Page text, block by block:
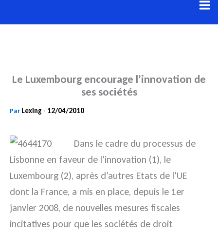
au
Le Luxembourg encourage l’innovation de
ses sociétés
Par Lexing - 12/04/2010
Dans le cadre du processus de
Lisbonne en faveur de l’innovation (1), le
Luxembourg (2), après d’autres Etats de l’UE
dont la France, a mis en place, depuis le 1er
janvier 2008, de nouvelles mesures fiscales
incitatives pour que les sociétés de droit